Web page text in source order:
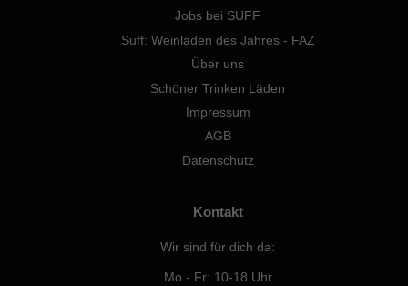
Jobs bei SUFF
Suff: Weinladen des Jahres - FAZ
Über uns
Schöner Trinken Läden
Impressum
AGB
Datenschutz
Kontakt
Wir sind für dich da:
Mo - Fr: 10-18 Uhr